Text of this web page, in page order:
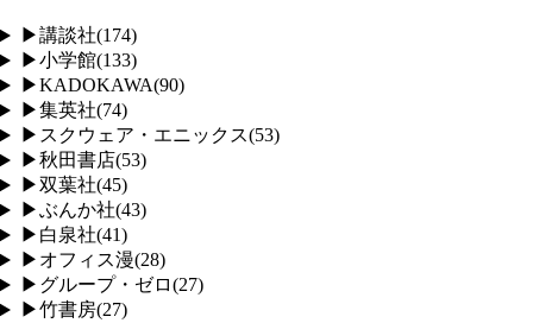
▶講談社(174)
▶小学館(133)
▶KADOKAWA(90)
▶集英社(74)
▶ スクウェア・エニックス(53)
▶秋田書店(53)
▶双葉社(45)
▶ぶんか社(43)
▶ 白泉社(41)
▶ オフィス漫(28)
▶ グループ・ゼロ(27)
▶竹書房(27)